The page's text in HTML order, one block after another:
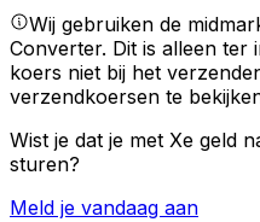
Wij gebruiken de
Converter. Dit is alleen ter
koers niet bij het
verzendkoersen te
Wist je dat je met Xe geld
sturen?
Meld je vandaag aan